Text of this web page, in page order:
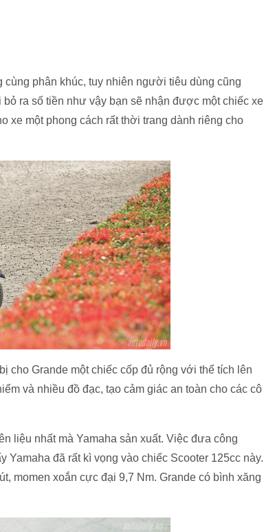
cùng phân khúc, tuy nhiên người tiêu dùng cũng
ra số tiền như vậy bạn sẽ nhận được một chiếc xe
xe một phong cách rất thời trang dành riêng cho
cho Grande một chiếc cốp đủ rộng với thể tích lên
và nhiều đồ đạc, tạo cảm giác an toàn cho các cô
liệu nhất mà Yamaha sản xuất. Việc đưa công
Yamaha đã rất kì vọng vào chiếc Scooter 125cc này.
momen xoắn cực đại 9,7 Nm. Grande có bình xăng